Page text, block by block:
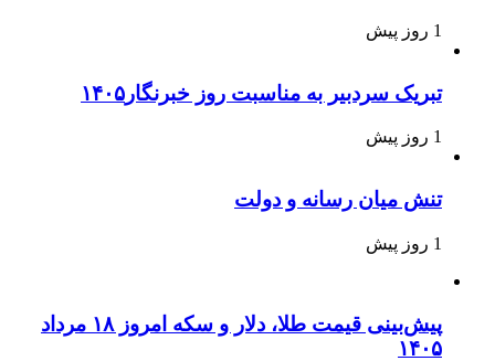
1 روز پیش
تبریک سردبیر به مناسبت روز خبرنگار۱۴۰۵
1 روز پیش
تنش میان رسانه و دولت
1 روز پیش
پیش‌بینی قیمت طلا، دلار و سکه امروز ۱۸ مرداد
۱۴۰۵